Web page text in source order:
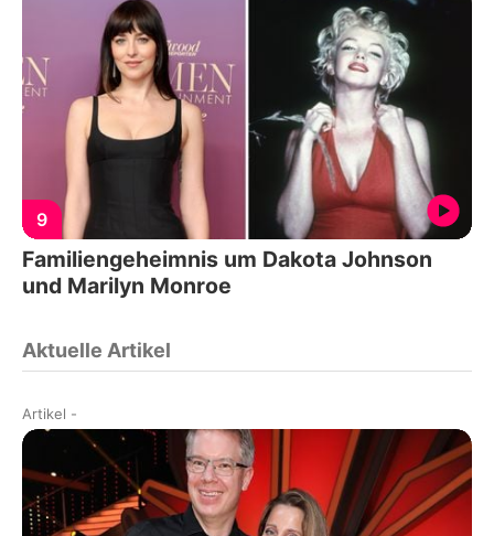
9
Familiengeheimnis um Dakota Johnson
und Marilyn Monroe
Aktuelle Artikel
Artikel -